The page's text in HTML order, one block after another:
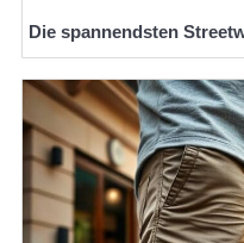
Die spannendsten